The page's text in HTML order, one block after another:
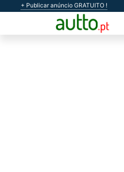
+ Publicar anúncio GRATUITO !